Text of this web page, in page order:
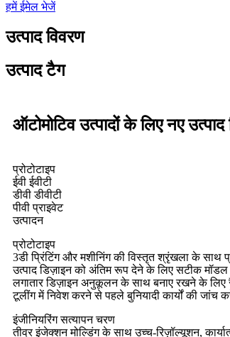
हमें ईमेल भेजें
उत्पाद विवरण
उत्पाद टैग
ऑटोमोटिव उत्पादों के लिए नए उत्पाद
प्रोटोटाइप
ईवी ईवीटी
डीवी डीवीटी
पीवी प्राइवेट
उत्पादन
प्रोटोटाइप
3डी प्रिंटिंग और मशीनिंग की विस्तृत श्रृंखला के साथ
उत्पाद डिज़ाइन को अंतिम रूप देने के लिए सटीक मॉडल
लगातार डिज़ाइन अनुकूलन के साथ बनाए रखने के लिए
टूलींग में निवेश करने से पहले बुनियादी कार्यों की जांच
इंजीनियरिंग सत्यापन चरण
तीव्र इंजेक्शन मोल्डिंग के साथ उच्च-रिज़ॉल्यूशन,